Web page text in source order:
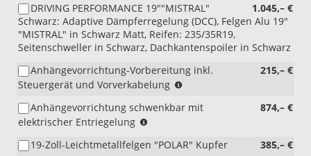
1.045,– €
DRIVING PERFORMANCE 19""MISTRAL"
Schwarz: Adaptive Dämpferregelung (DCC), Felgen Alu 19"
"MISTRAL" in Schwarz Matt, Reifen: 235/35R19,
Seitenschweller in Schwarz, Dachkantenspoiler in Schwarz
215,– €
Anhängevorrichtung-Vorbereitung inkl.
Steuergerät und Vorverkabelung
mit:
schwenkbar)
874,– €
Anhängevorrichtung schwenkbar mit
elektrischer Entriegelung
mit:
385,– €
19-Zoll-Leichtmetallfelgen "POLAR" Kupfer